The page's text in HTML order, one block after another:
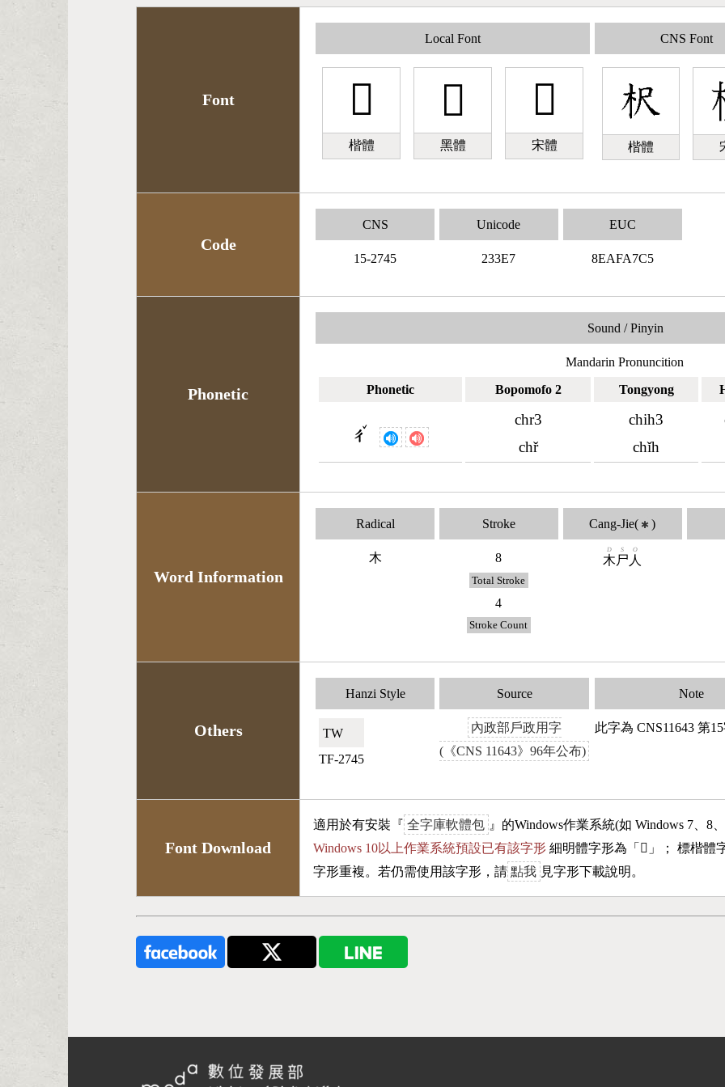
Font
Local Font
𣏧
楷體
𣏧
黑體
𣏧
宋體
CNS Font
楷體
Code
CNS
15-2745
Unicode
233E7
EUC
8EAFA7C5
Phonetic
Sound / Pinyin
Mandarin Pronuncition
Phonetic
Bopomofo 2 Tongyong
ㄔ
ˇ
chr3
chř
chih3
chǐh
Word Information
Radical
木
Stroke
8
Total Stroke
4
Stroke Count
Cang-Jie( ✱ )
木
D
尸
S
人
O
Others
Hanzi Style
TW🇹🇼
TF-2745
Source
內政部戶政用字
(《CNS 11643》96年公布)
Note
此字為 CNS11643 第
Font Download
適用於有安裝『 全字庫軟體包 』的Windows作業系統(如 Windows 7、8
Windows 10以上作業系統預設已有該字形 細明體字形為「 𣏧 」； 標楷體
字形重複。若仍需使用該字形，請 點我 見字形下載說明。